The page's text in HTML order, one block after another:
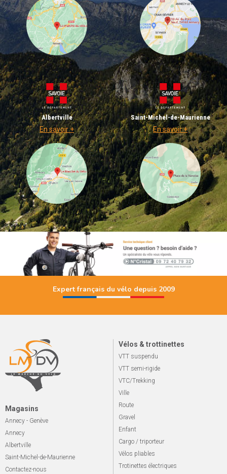
Albertville
En savoir +
Saint-Michel-de-Maurienne
En savoir +
Expert français du vélo depuis 2009
Magasins
Annecy - Genève
Annecy
Albertville
Saint-Michel-de-Maurienne
Contactez-nous
Vélos & trottinettes
VTT suspendu
VTT semi-rigide
VTC/Trekking
Ville
Route
Gravel
Enfant
Cargo / triporteur
Vélos pliables
Trotinettes électriques